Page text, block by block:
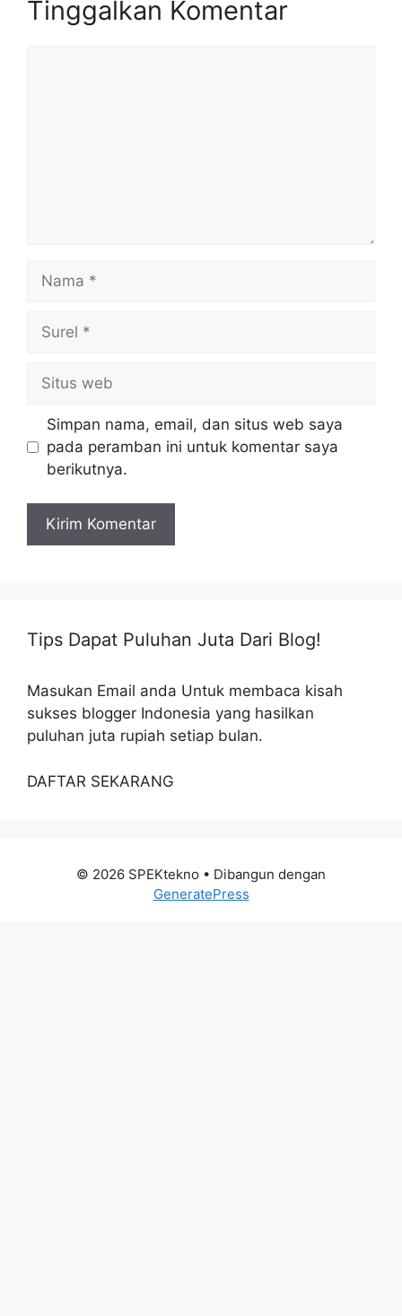
Tinggalkan Komentar
web
Simpan nama, email, dan situs web saya
pada peramban ini untuk komentar saya
berikutnya.
Tips Dapat Puluhan Juta Dari Blog!
Masukan Email anda Untuk membaca kisah
sukses blogger Indonesia yang hasilkan
puluhan juta rupiah setiap bulan.
DAFTAR SEKARANG
© 2026 SPEKtekno • Dibangun dengan
GeneratePress